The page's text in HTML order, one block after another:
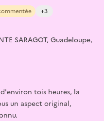
+3
SARAGOT, Guadeloupe,
tois heures, la
un aspect original,